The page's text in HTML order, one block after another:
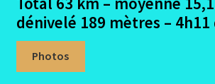
dénivelé 189 mètres –
Photos